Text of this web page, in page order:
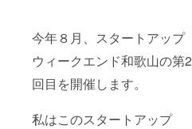
今年８月、スタートアップ
ウィークエンド和歌山の第2
回目を開催します。
私はこのスタートアップ